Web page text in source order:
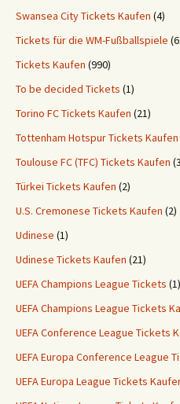
Swansea City Tickets Kaufen (4)
Tickets für die WM-Fußballspiele
Tickets Kaufen (990)
To be decided Tickets (1)
Torino FC Tickets Kaufen (21)
Tottenham Hotspur Tickets Kaufen
Toulouse FC (TFC) Tickets Kaufen
Türkei Tickets Kaufen (2)
U.S. Cremonese Tickets Kaufen (2)
Udinese (1)
Udinese Tickets Kaufen (21)
UEFA Champions League Tickets (1)
UEFA Champions League Tickets
UEFA Conference League Tickets
UEFA Europa Conference League
UEFA Europa League Tickets